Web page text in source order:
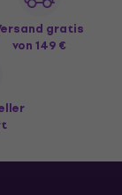
gratis
von 149 €